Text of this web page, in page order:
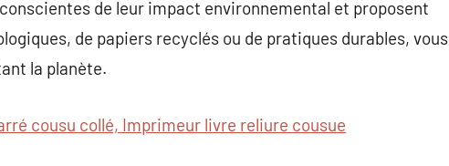
de leur impact environnemental et proposent
de papiers recyclés ou de pratiques durables, vous
la planète.
cousu collé, Imprimeur livre reliure cousue